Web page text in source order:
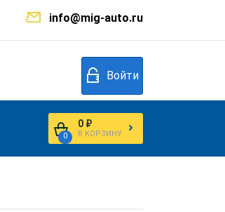
info@mig-auto.ru
Войти
0
0 ₽
В КОРЗИНУ